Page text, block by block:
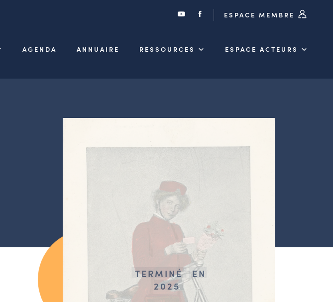
ESPACE MEMBRE
AGENDA ANNUAIRE RESSOURCES ESPACE ACTEURS
TERMINÉ
EN
2025